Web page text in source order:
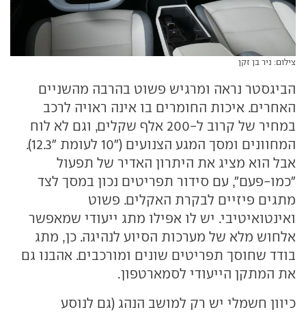
צילום: ניר בן זקן
הביגסטר נראה ומרגיש פשוט בהרבה מהשניים
האחרים. איכות החומרים בו אינה ראויה לרכב
במחיר של קרוב ל-200 אלף שקלים, וגם לא לוח
המחוונים ומסך המגע הצנועים ("10 לעומת "12.3).
אבל הוא מציג את היתרון האדיר של תפעול
"כמו-פעם", עם סידור תפריטים נכון במסך לצד
מתגים פיזיים לבקרת האקלים. פשוט
ואינטואיטיבי. יש לו אפילו מתג ייעודי שמאפשר
אלחוש מלא של מערכות הסיוע לנהיגה. כן, מתג
בודד שחוסך תפריטים שונים ומורכבים. אהבנו גם
את המתקן הייעודי לסמארטפון.
כיוון חשמלי יש רק למושב הנהג (גם לנוסע